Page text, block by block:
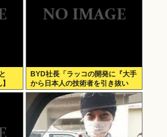
BYD社長「ラッコの開発に『大手
から日本人の技術者を引き抜い
た』って噂は嘘。開発チームに日
本人は0人です」